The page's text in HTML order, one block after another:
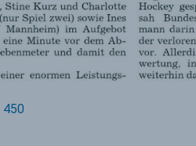
450